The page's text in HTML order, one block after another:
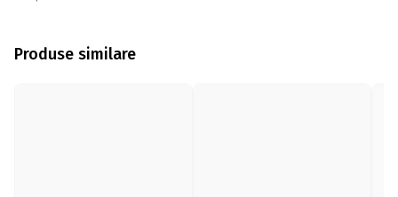
Produse similare